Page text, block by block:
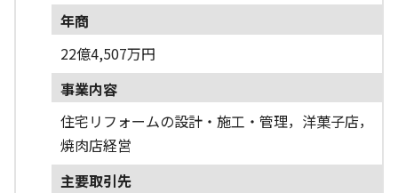
年商
22億4,507万円
事業内容
住宅リフォームの設計・施工・管理，洋菓子店，
焼肉店経営
主要取引先